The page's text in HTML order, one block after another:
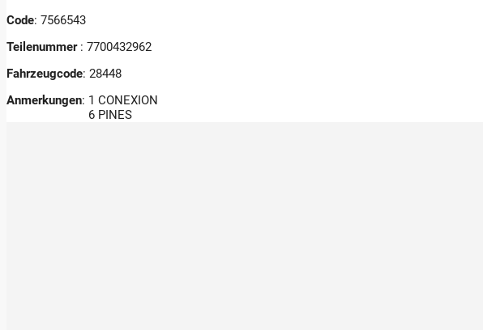
Code: 7566543
Teilenummer : 7700432962
Fahrzeugcode: 28448
Anmerkungen: 1 CONEXION
6 PINES